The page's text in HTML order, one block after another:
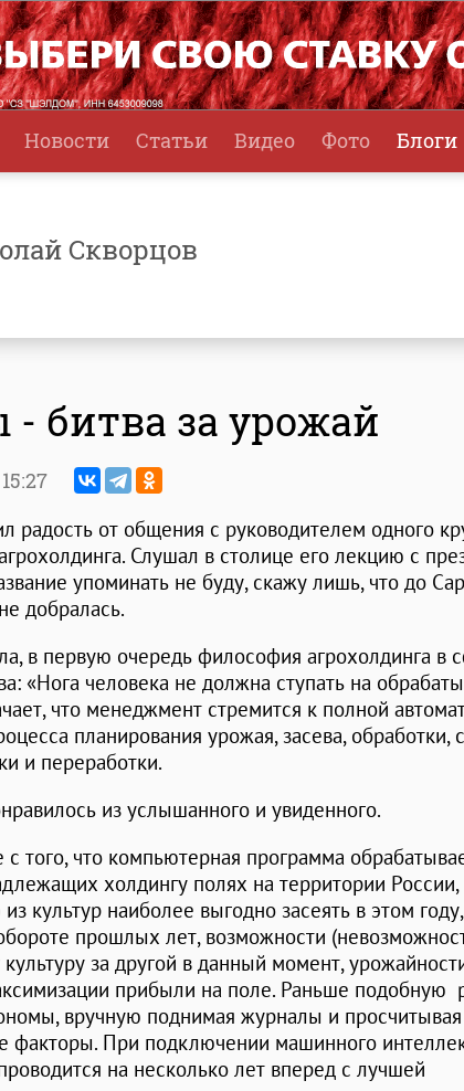
Новости Статьи Видео Фото Блоги
Скворцов
- битва за урожай
15:27
радость от общения с руководителем одного
Слушал в столице его лекцию с
упоминать не буду, скажу лишь, что до
добралась.
в первую очередь философия агрохолдинга в
«Нога человека не должна ступать на
что менеджмент стремится к полной
планирования урожая, засева, обработки,
и переработки.
из услышанного и увиденного.
с того, что компьютерная программа
холдингу полях на территории России,
культур наиболее выгодно засеять в этом
прошлых лет, возможности
культуру за другой в данный момент,
прибыли на поле. Раньше подобную
вручную поднимая журналы и
факторы. При подключении машинного
на несколько лет вперед с лучшей